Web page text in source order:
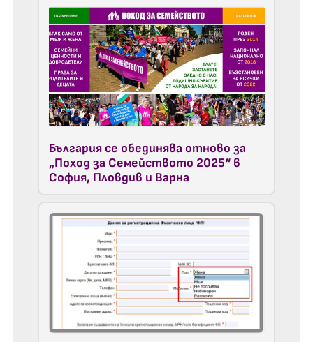
България се обединява отново за
„Поход за Семейството 2025“ в
София, Пловдив и Варна